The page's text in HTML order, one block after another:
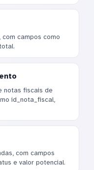
campos como
notas fiscais de
id_nota_fiscal,
com campos
e valor potencial.